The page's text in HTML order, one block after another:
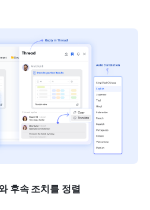
후속 조치를 정렬